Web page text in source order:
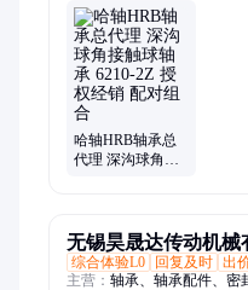
承、FAG轴承、NSK轴承
光对中仪、SKF 油脂泵
哈轴HRB轴承总
代理 深沟球角接
无锡昊晟达传动机械
综合体验L0
回复及时 出
主营： 轴承、轴承配件、密